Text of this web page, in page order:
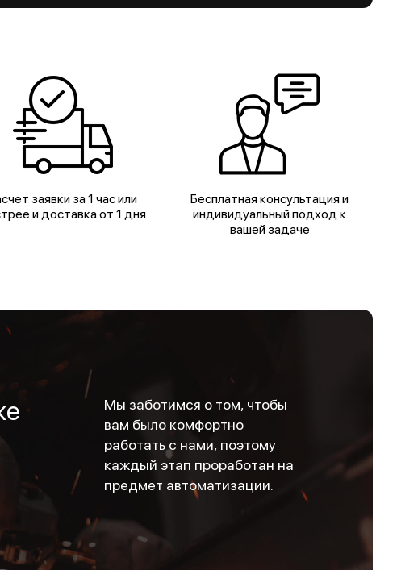
заявки за 1 час или
и доставка от 1 дня
Бесплатная консультация и
индивидуальный подход к
вашей задаче
Мы заботимся о том, чтобы
вам было комфортно
работать с нами, поэтому
каждый этап проработан на
предмет автоматизации.